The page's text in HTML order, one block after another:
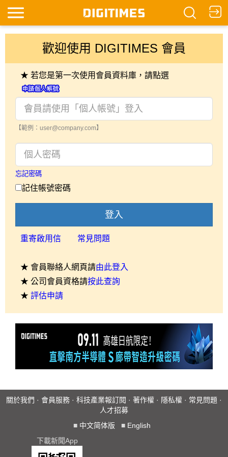
歡迎使用 DIGITIMES 會員
★ 若您是第一次使用會員資料庫，請點選
【範例：user@company.com】
忘記密碼
記住帳號密碼
登入
重寄啟用信 常見問題
★ 會員聯絡人網頁請由此登入
★ 公司會員資格請按此查詢
★ 評估申請
關於我們 · 會員服務 · 科技產業報訂閱 · 著作權 · 隱私權 · 常見問題 ·
人才招募
■ 中文简体版 ■ English
下載新聞App